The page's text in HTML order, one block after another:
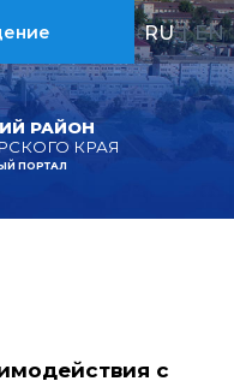
РАЙОН
КРАЯ
ПОРТАЛ
RU | EN
с